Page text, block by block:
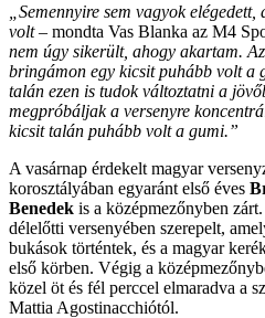
„Semennyire sem vagyok
volt– mondta Vas Blanka az M4
nem úgy sikerült, ahogy akartam.
bringámon egy kicsit puhább volt a
talán ezen is tudok változtatni a
megpróbáljak a versenyre
kicsit talán puhább volt a gumi.”
A vasárnap érdekelt magyar
korosztályában egyaránt első éves
Benedek is a középmezőnyben
délelőtti versenyében szerepelt,
bukások történtek, és a magyar
első körben. Végig a
közel öt és fél perccel elmaradva a
Mattia Agostinacchiótól.